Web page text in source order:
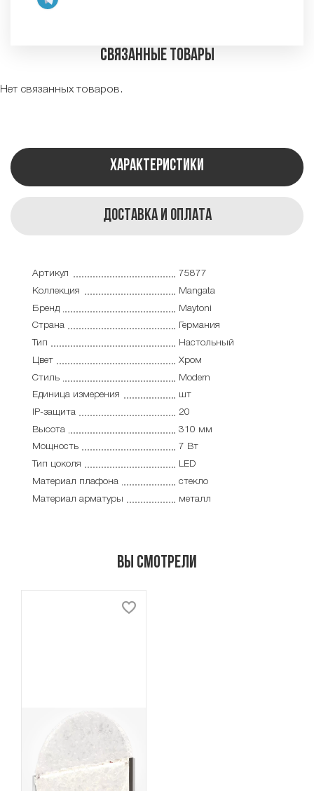
Связанные товары
Нет связанных товаров.
Характеристики
Доставка и оплата
Артикул
75877
Коллекция
Mangata
Бренд
Maytoni
Страна
Германия
Тип
Настольный
Цвет
Хром
Стиль
Modern
Единица измерения
шт
IP-защита
20
Высота
310 мм
Мощность
7 Вт
Тип цоколя
LED
Материал плафона
стекло
Материал арматуры
металл
Вы смотрели